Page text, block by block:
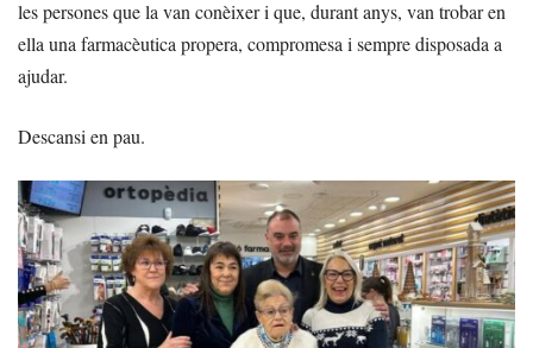
les persones que la van conèixer i que, durant anys, van trobar en
ella una farmacèutica propera, compromesa i sempre disposada a
ajudar.
Descansi en pau.